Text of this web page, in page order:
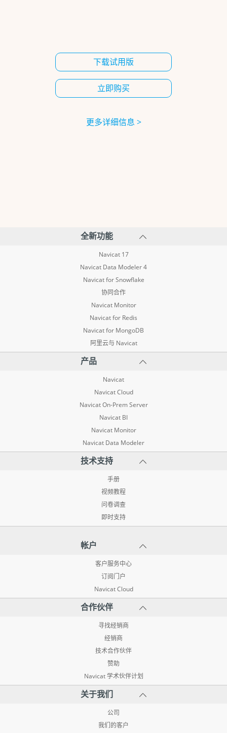
下载试用版
立即购买
更多详细信息 >
全新功能
Navicat 17
Navicat Data Modeler 4
Navicat for Snowflake
协同合作
Navicat Monitor
Navicat for Redis
Navicat for MongoDB
阿里云与 Navicat
产品
Navicat
Navicat Cloud
Navicat On-Prem Server
Navicat BI
Navicat Monitor
Navicat Data Modeler
技术支持
手册
视频教程
问卷调查
即时支持
帐户
客户服务中心
订阅门户
Navicat Cloud
合作伙伴
寻找经销商
经销商
技术合作伙伴
赞助
Navicat 学术伙伴计划
关于我们
公司
我们的客户